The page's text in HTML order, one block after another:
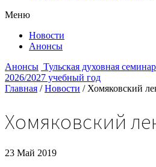
Меню
Новости
Анонсы
Анонсы Тульская духовная
2026/2027 учебный год
Главная / Новости / Хомяковский
Хомяковский
23 Май 2019